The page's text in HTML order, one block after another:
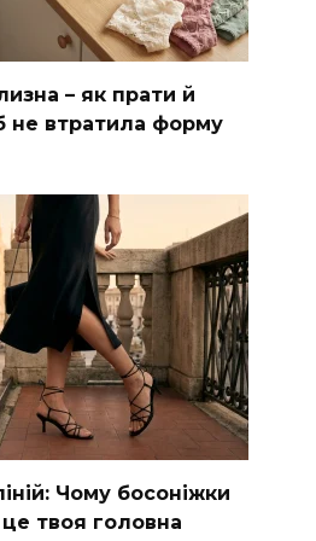
– як прати й
не втратила форму
Чому босоніжки
твоя головна